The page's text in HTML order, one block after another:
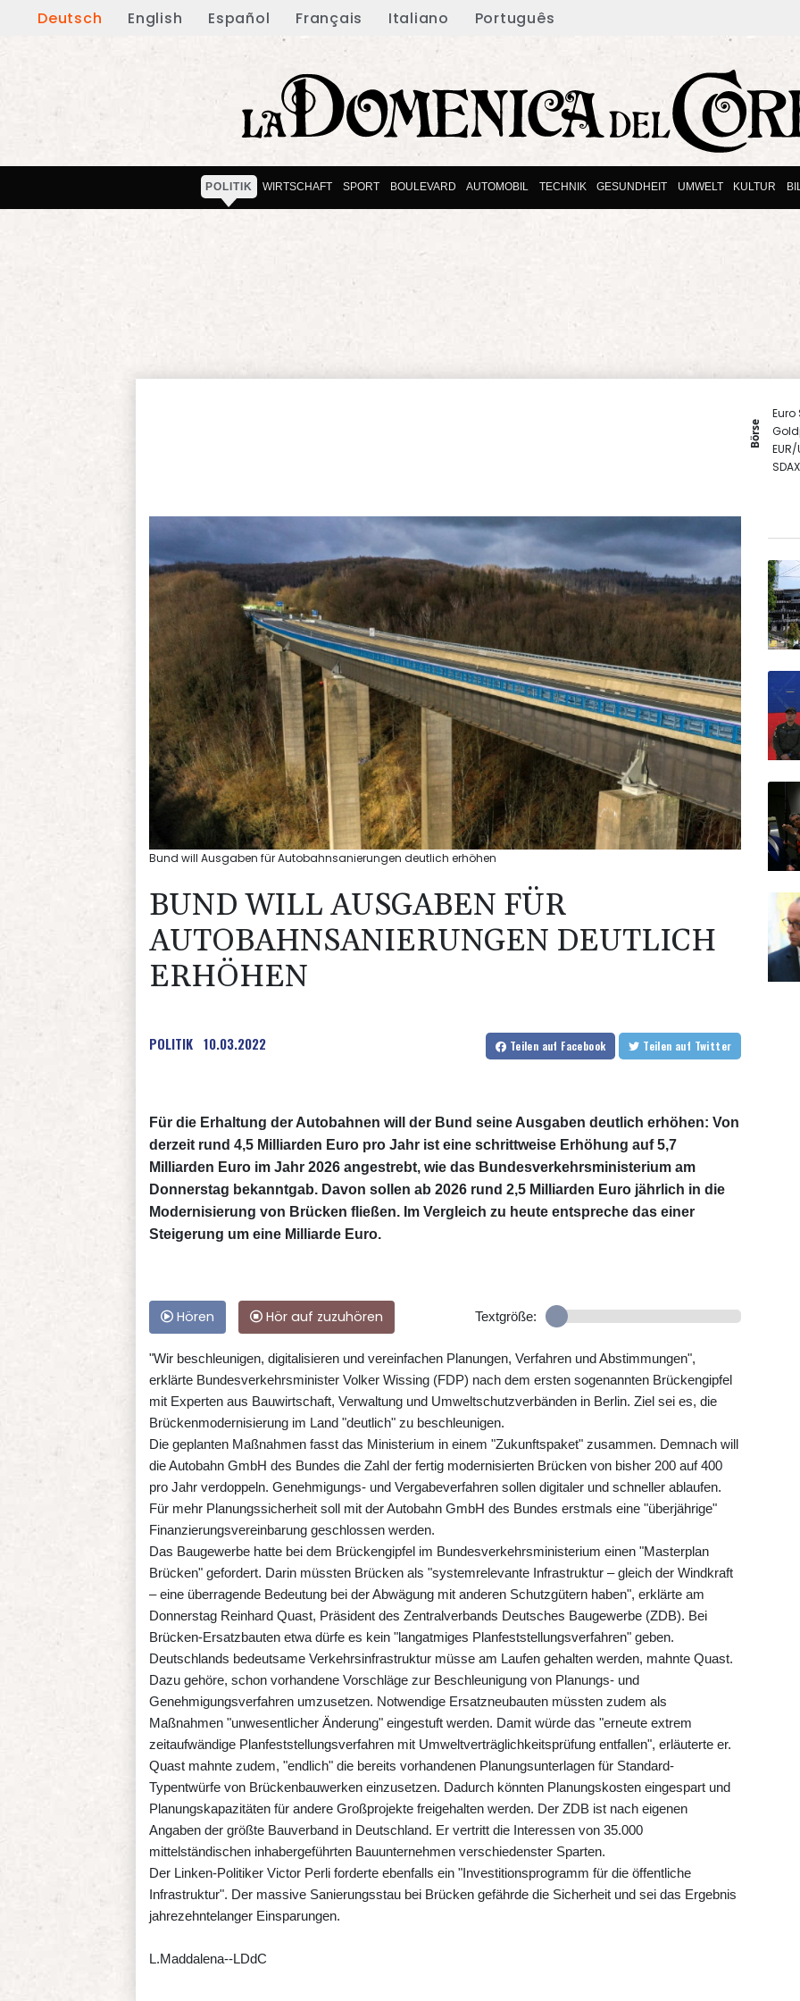
Deutsch English Español Français Italiano Português
POLITIK WIRTSCHAFT SPORT BOULEVARD AUTOMOBIL TECHNIK GESUNDHEIT UMWELT KULTUR
Börse
Euro
EUR/
SDAX
Bund will Ausgaben für Autobahnsanierungen deutlich erhöhen
BUND WILL AUSGABEN FÜR
AUTOBAHNSANIERUNGEN DEUTLICH
ERHÖHEN
POLITIK 10.03.2022 Teilen auf Facebook Teilen auf Twitter
Für die Erhaltung der Autobahnen will der Bund seine Ausgaben deutlich erhöhen: Von
derzeit rund 4,5 Milliarden Euro pro Jahr ist eine schrittweise Erhöhung auf 5,7
Milliarden Euro im Jahr 2026 angestrebt, wie das Bundesverkehrsministerium am
Donnerstag bekanntgab. Davon sollen ab 2026 rund 2,5 Milliarden Euro jährlich in die
Modernisierung von Brücken fließen. Im Vergleich zu heute entspreche das einer
Steigerung um eine Milliarde Euro.
Hören Hör auf zuzuhören Textgröße:
"Wir beschleunigen, digitalisieren und vereinfachen Planungen, Verfahren und Abstimmungen",
erklärte Bundesverkehrsminister Volker Wissing (FDP) nach dem ersten sogenannten Brückengipfel
mit Experten aus Bauwirtschaft, Verwaltung und Umweltschutzverbänden in Berlin. Ziel sei es, die
Brückenmodernisierung im Land "deutlich" zu beschleunigen.
Die geplanten Maßnahmen fasst das Ministerium in einem "Zukunftspaket" zusammen. Demnach will
die Autobahn GmbH des Bundes die Zahl der fertig modernisierten Brücken von bisher 200 auf 400
pro Jahr verdoppeln. Genehmigungs- und Vergabeverfahren sollen digitaler und schneller ablaufen.
Für mehr Planungssicherheit soll mit der Autobahn GmbH des Bundes erstmals eine "überjährige"
Finanzierungsvereinbarung geschlossen werden.
Das Baugewerbe hatte bei dem Brückengipfel im Bundesverkehrsministerium einen "Masterplan
Brücken" gefordert. Darin müssten Brücken als "systemrelevante Infrastruktur – gleich der Windkraft
– eine überragende Bedeutung bei der Abwägung mit anderen Schutzgütern haben", erklärte am
Donnerstag Reinhard Quast, Präsident des Zentralverbands Deutsches Baugewerbe (ZDB). Bei
Brücken-Ersatzbauten etwa dürfe es kein "langatmiges Planfeststellungsverfahren" geben.
Deutschlands bedeutsame Verkehrsinfrastruktur müsse am Laufen gehalten werden, mahnte Quast.
Dazu gehöre, schon vorhandene Vorschläge zur Beschleunigung von Planungs- und
Genehmigungsverfahren umzusetzen. Notwendige Ersatzneubauten müssten zudem als
Maßnahmen "unwesentlicher Änderung" eingestuft werden. Damit würde das "erneute extrem
zeitaufwändige Planfeststellungsverfahren mit Umweltverträglichkeitsprüfung entfallen", erläuterte er.
Quast mahnte zudem, "endlich" die bereits vorhandenen Planungsunterlagen für Standard-
Typentwürfe von Brückenbauwerken einzusetzen. Dadurch könnten Planungskosten eingespart und
Planungskapazitäten für andere Großprojekte freigehalten werden. Der ZDB ist nach eigenen
Angaben der größte Bauverband in Deutschland. Er vertritt die Interessen von 35.000
mittelständischen inhabergeführten Bauunternehmen verschiedenster Sparten.
Der Linken-Politiker Victor Perli forderte ebenfalls ein "Investitionsprogramm für die öffentliche
Infrastruktur". Der massive Sanierungsstau bei Brücken gefährde die Sicherheit und sei das Ergebnis
jahrezehntelanger Einsparungen.
L.Maddalena--LDdC